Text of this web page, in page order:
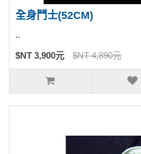
全身鬥士(52CM)
..
$NT 3,900元 $NT 4,890元